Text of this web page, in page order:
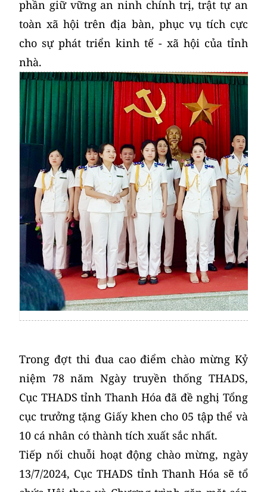
phần giữ vững an ninh chính trị, trật tự an
toàn xã hội trên địa bàn, phục vụ tích cực
cho sự phát triển kinh tế - xã hội của tỉnh
nhà.
Trong đợt thi đua cao điểm chào mừng Kỷ
niệm 78 năm Ngày truyền thống THADS,
Cục THADS tỉnh Thanh Hóa đã đề nghị Tổng
cục trưởng tặng Giấy khen cho 05 tập thể và
10 cá nhân có thành tích xuất sắc nhất.
Tiếp nối chuỗi hoạt động chào mừng, ngày
13/7/2024, Cục THADS tỉnh Thanh Hóa sẽ tổ